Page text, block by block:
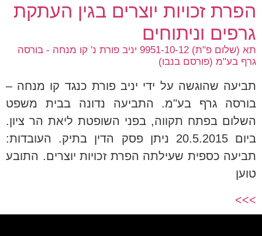
הפרת זכויות יוצרים בגין העתקת
גרפים וניתוחים
תא (שלום פ"ת) 9951-10-12 יניב פורת נ' קו מנחה - בורסה
גרף בע"מ (פורסם בנבו)
תביעה שהוגשה על ידי יניב פורת כנגד קו מנחה –
בורסה גרף בע"מ. התביעה נדונה בבית משפט
השלום בפתח תקווה, בפני השופטת ליאת הר ציון.
ביום 20.5.2015 ניתן פסק הדין בתיק. העובדות:
תביעה כספית שעילתה הפרת זכויות יוצרים. התובע
טוען
>>>